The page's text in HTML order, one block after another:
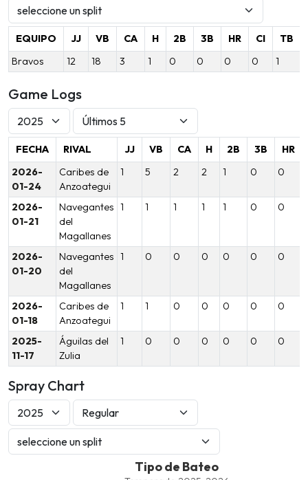
EQUIPO JJ VB CA H 2B 3B HR CI
TB
Bravos
12 18 3 1 0 0 0 0 1
Game Logs
FECHA RIVAL JJ VB CA H 2B 3B
HR
2026-
01-24
Caribes de
Anzoategui
1 5 2 2 1 0 0
2026-
01-21
Navegantes
del
Magallanes
1 1 1 1 1 0 0
2026-
01-20
Navegantes
del
Magallanes
1 0 0 0 0 0 0
2026-
01-18
Caribes de
Anzoategui
1 1 0 0 0 0 0
2025-
11-17
Águilas del
Zulia
1 0 0 0 0 0 0
Spray Chart
Tipo de Bateo